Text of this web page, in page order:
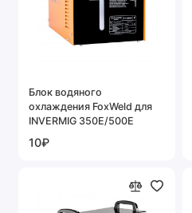
Блок водяного
охлаждения FoxWeld для
INVERMIG 350E/500E
10₽